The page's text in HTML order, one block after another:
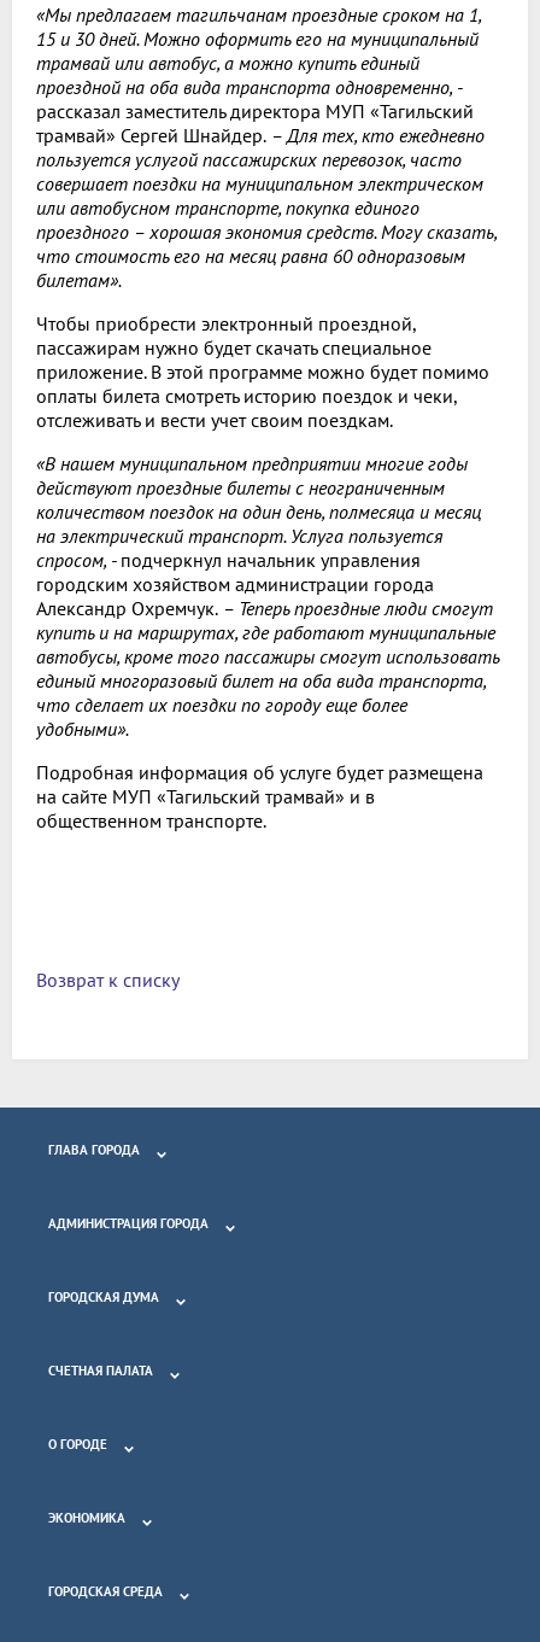
«Мы предлагаем тагильчанам проездные сроком на 1,
15 и 30 дней. Можно оформить его на муниципальный
трамвай или автобус, а можно купить единый
проездной на оба вида транспорта одновременно, -
рассказал заместитель директора МУП «Тагильский
трамвай» Сергей Шнайдер. – Для тех, кто ежедневно
пользуется услугой пассажирских перевозок, часто
совершает поездки на муниципальном электрическом
или автобусном транспорте, покупка единого
проездного – хорошая экономия средств. Могу сказать,
что стоимость его на месяц равна 60 одноразовым
билетам».
Чтобы приобрести электронный проездной,
пассажирам нужно будет скачать специальное
приложение. В этой программе можно будет помимо
оплаты билета смотреть историю поездок и чеки,
отслеживать и вести учет своим поездкам.
«В нашем муниципальном предприятии многие годы
действуют проездные билеты с неограниченным
количеством поездок на один день, полмесяца и месяц
на электрический транспорт. Услуга пользуется
спросом, - подчеркнул начальник управления
городским хозяйством администрации города
Александр Охремчук. – Теперь проездные люди смогут
купить и на маршрутах, где работают муниципальные
автобусы, кроме того пассажиры смогут использовать
единый многоразовый билет на оба вида транспорта,
что сделает их поездки по городу еще более
удобными».
Подробная информация об услуге будет размещена
на сайте МУП «Тагильский трамвай» и в
общественном транспорте.
Возврат к списку
ГЛАВА ГОРОДА
АДМИНИСТРАЦИЯ ГОРОДА
ГОРОДСКАЯ ДУМА
СЧЕТНАЯ ПАЛАТА
О ГОРОДЕ
ЭКОНОМИКА
ГОРОДСКАЯ СРЕДА